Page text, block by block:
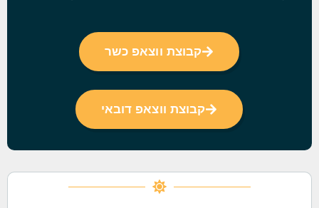
קבוצת ווצאפ כשר
קבוצת ווצאפ דובאי